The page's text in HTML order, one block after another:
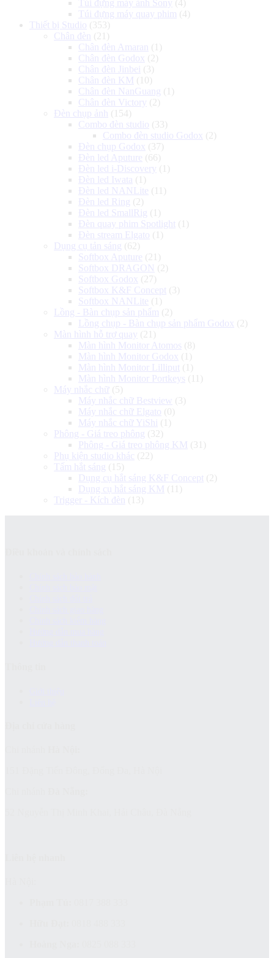
Túi đựng máy ảnh Sony (4)
Túi đựng máy quay phim (4)
Thiết bị Studio (353)
Chân đèn
(21)
Chân đèn Amaran
(1)
Chân đèn Godox (2)
Chân đèn Jinbei (3)
Chân đèn KM (10)
Chân đèn NanGuang (1)
Chân đèn Victory (2)
Đèn chụp ảnh
(154)
Combo đèn studio (33)
Combo đèn studio Godox (2)
Đèn chụp Godox (37)
Đèn led Aputure (66)
Đèn led i-Discovery (1)
Đèn led Iwata (1)
Đèn led NANLite (11)
Đèn led Ring (2)
Đèn led SmallRig (1)
Đèn quay phim Spotlight (1)
Đèn stream Elgato (1)
Dụng cụ tản sáng (62)
Softbox Aputure (21)
Softbox DRAGON (2)
Softbox Godox (27)
Softbox K&F Concept (3)
Softbox NANLite (1)
Lồng - Bàn chụp sản phẩm (2)
Lồng chụp - Bàn chụp sản phẩm Godox (2)
Màn hình hỗ trợ quay (21)
Màn hình Monitor Atomos (8)
Màn hình Monitor Godox (1)
Màn hình Monitor Lilliput (1)
Màn hình Monitor Portkeys (11)
Máy nhắc chữ (5)
Máy nhắc chữ Bestview (3)
Máy nhắc chữ Elgato (0)
Máy nhắc chữ YiShi
(1)
Phông - Giá treo phông (32)
Phông - Giá treo phông KM (31)
Phụ kiện studio khác (22)
Tấm hắt sáng (15)
Dụng cụ hắt sáng K&F Concept (2)
Dụng cụ hắt sáng KM (11)
Trigger - Kích đèn
(13)